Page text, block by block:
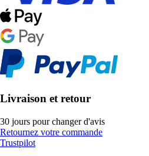
Livraison et retour
30 jours pour changer d'avis
Retournez votre commande
Trustpilot